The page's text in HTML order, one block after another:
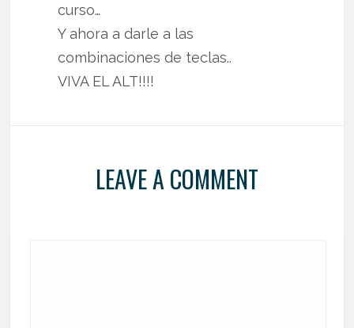
curso…
Y ahora a darle a las
combinaciones de teclas..
VIVA EL ALT!!!!
LEAVE A COMMENT